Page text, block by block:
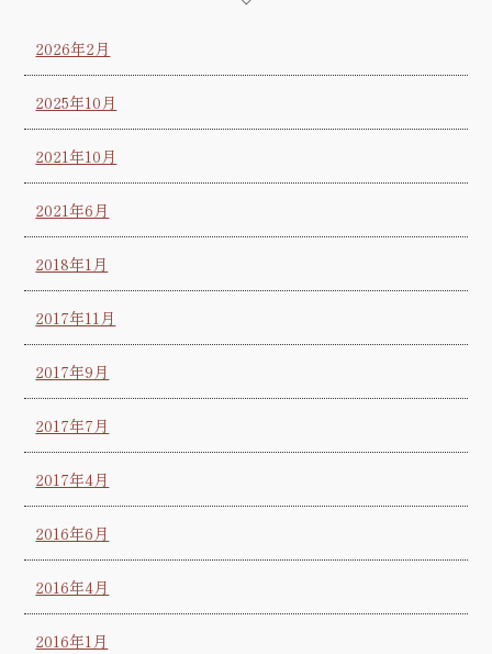
2026年2月
2025年10月
2021年10月
2021年6月
2018年1月
2017年11月
2017年9月
2017年7月
2017年4月
2016年6月
2016年4月
2016年1月